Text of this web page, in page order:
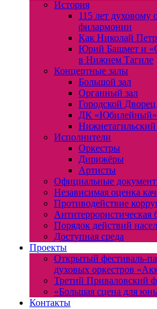
История
115 лет духовому
филармонии
Как Николай
Юрий Башмет и
в Нижнем Тагиле
Концертные залы
Большой зал
Органный зал
Городской
ДК «Юбилейный»
Нижнетагильский
Исполнители
Оркестры
Дирижёры
Артисты
Официальные
Независимая оценка
Противодействие
Антитеррористическая
Порядок действий
Доступная среда
Проекты
Открытый фестиваль-
духовых оркестров
Третий Приваловский
«Большая сцена для
Контакты